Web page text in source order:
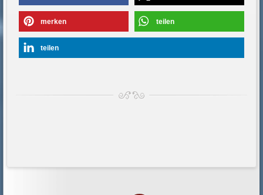
merken teilen
teilen